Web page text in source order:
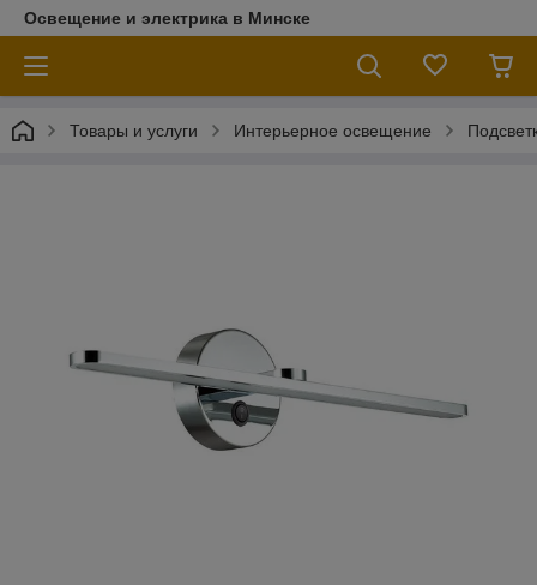
Освещение и электрика в Минске
Товары и услуги Интерьерное освещение